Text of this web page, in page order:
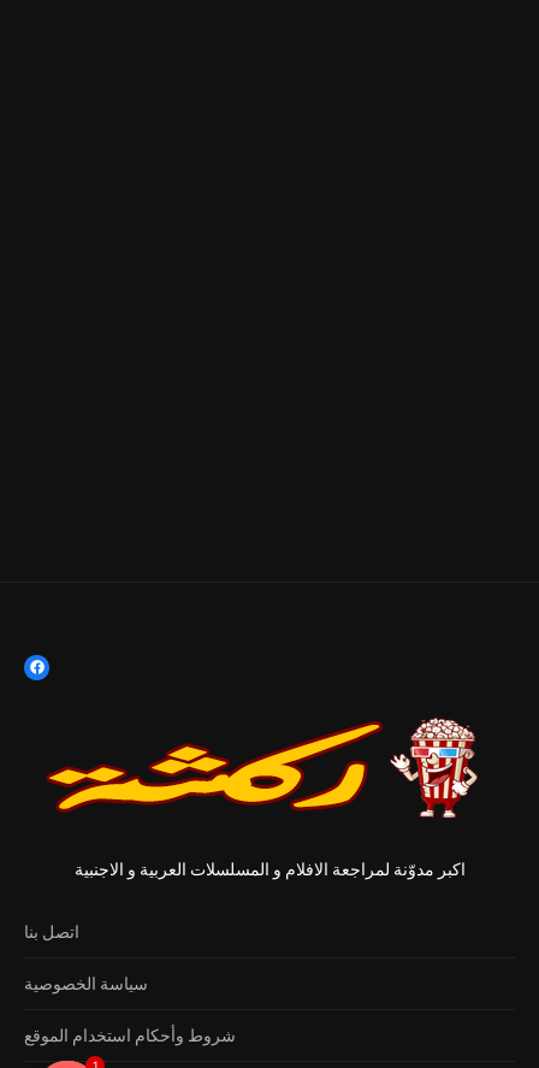
اكبر مدوّنة لمراجعة الافلام و المسلسلات العربية و الاجنبية
اتصل بنا
سياسة الخصوصية
شروط وأحكام استخدام الموقع